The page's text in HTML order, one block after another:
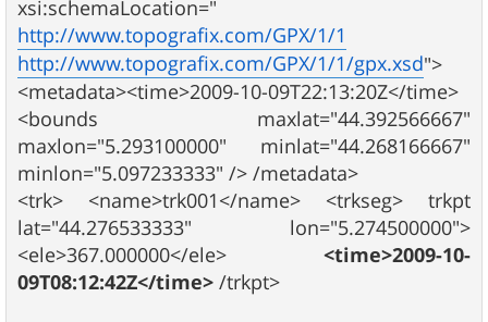
xsi:schemaLocation="
http://www.topografix.com/GPX/1/1
http://www.topografix.com/GPX/1/1/gpx.xsd">
<metadata><time>2009-10-09T22:13:20Z</time>
<bounds maxlat="44.392566667"
maxlon="5.293100000" minlat="44.268166667"
minlon="5.097233333" /> /metadata>
<trk> <name>trk001</name> <trkseg> trkpt
lat="44.276533333" lon="5.274500000">
<ele>367.000000</ele> <time>2009-10-
09T08:12:42Z</time> /trkpt>